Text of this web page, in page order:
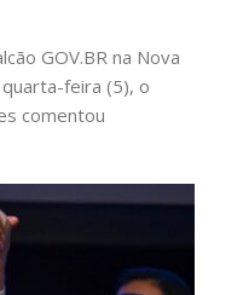
GOV.BR na Nova
feira (5), o
comentou